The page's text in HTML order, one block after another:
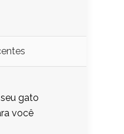
gato
você